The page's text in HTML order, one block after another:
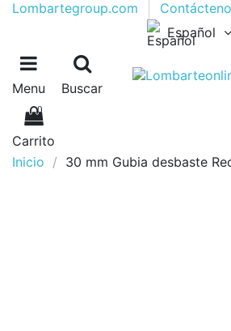
Lombartegroup.com
Español
Menu Buscar
0
Carrito
Inicio
30 mm Gubia desbaste